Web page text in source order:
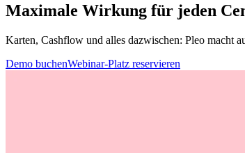
Maximale Wirkung für jeden
Karten, Cashflow und alles dazwischen: Pleo macht
Demo buchenWebinar-Platz reservieren